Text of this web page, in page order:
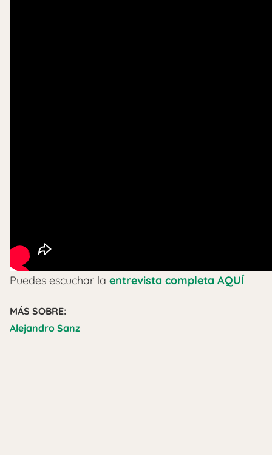
Puedes escuchar la entrevista completa AQUÍ
MÁS SOBRE:
Alejandro Sanz